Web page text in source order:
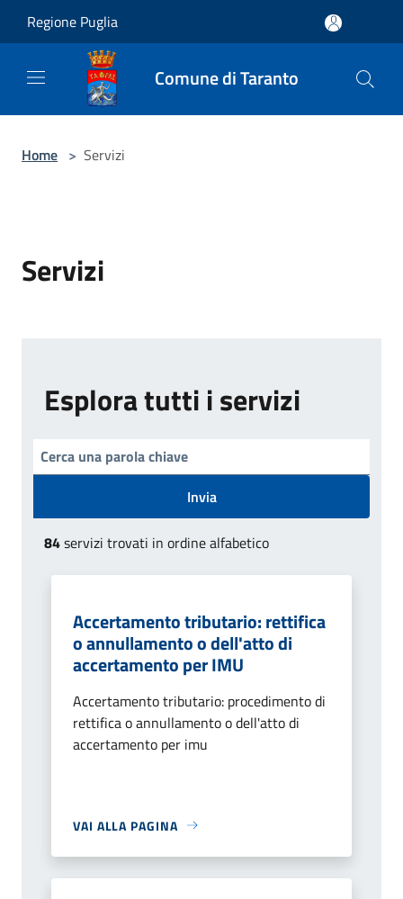
Regione Puglia
Comune di Taranto
Home > Servizi
Servizi
Esplora tutti i servizi
Invia
84servizi trovati in ordine alfabetico
Accertamento tributario: rettifica
o annullamento o dell'atto di
accertamento per IMU
Accertamento tributario: procedimento di
rettifica o annullamento o dell'atto di
accertamento per imu
VAI ALLA PAGINA